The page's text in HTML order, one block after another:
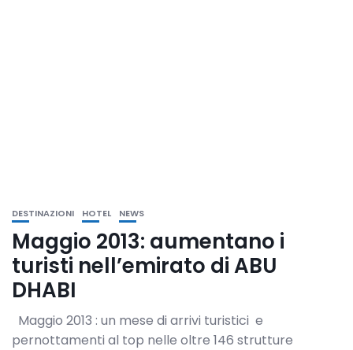
DESTINAZIONI HOTEL NEWS
Maggio 2013: aumentano i
turisti nell’emirato di ABU
DHABI
Maggio 2013 : un mese di arrivi turistici e
pernottamenti al top nelle oltre 146 strutture